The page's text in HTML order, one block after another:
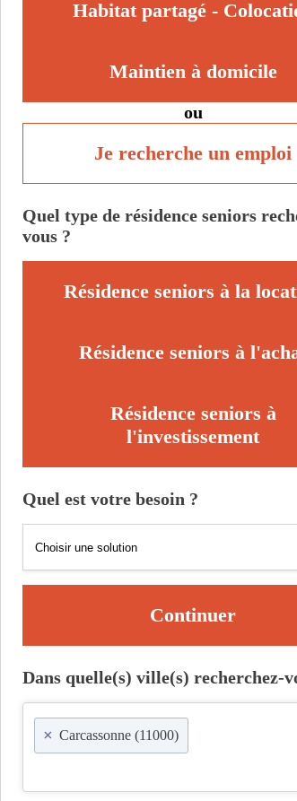
Habitat partagé -
Maintien à domicile
ou
Je recherche un emploi
Quel type de résidence seniors
vous ?
Résidence seniors à la
Résidence seniors à
Résidence seniors à
l'investissement
Quel est votre besoin ?
Continuer
Dans quelle(s) ville(s) recherchez-
× Carcassonne (11000)